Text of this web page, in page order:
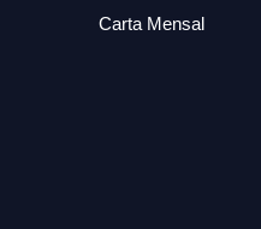
Carta Mensal